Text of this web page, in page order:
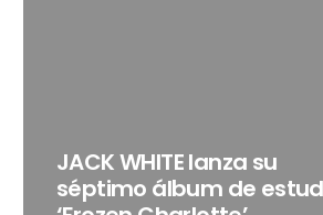
JACK WHITE lanza su
séptimo álbum de estudio